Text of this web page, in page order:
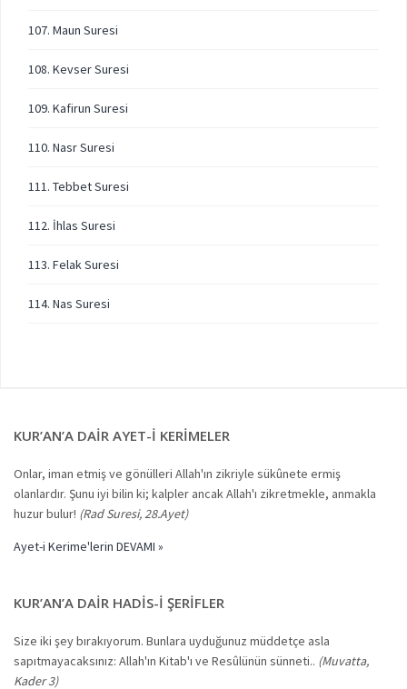
107. Maun Suresi
108. Kevser Suresi
109. Kafirun Suresi
110. Nasr Suresi
111. Tebbet Suresi
112. İhlas Suresi
113. Felak Suresi
114. Nas Suresi
KUR’AN’A DAIR AYET-I KERIMELER
Onlar, iman etmiş ve gönülleri Allah'ın zikriyle sükûnete ermiş
olanlardır. Şunu iyi bilin ki; kalpler ancak Allah'ı zikretmekle, anmakla
huzur bulur! (Rad Suresi, 28.Ayet)
Ayet-i Kerime'lerin DEVAMI »
KUR’AN’A DAIR HADIS-I ŞERIFLER
Size iki şey bırakıyorum. Bunlara uyduğunuz müddetçe asla
sapıtmayacaksınız: Allah'ın Kitab'ı ve Resûlünün sünneti.. (Muvatta,
Kader 3)